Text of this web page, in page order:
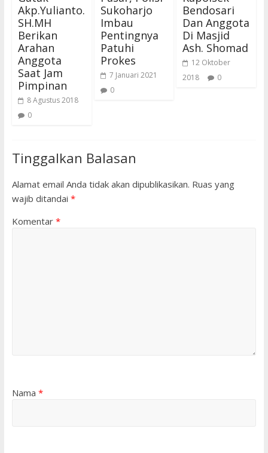
Akp.Yulianto.
SH.MH
Berikan
Arahan
Anggota
Saat Jam
Pimpinan
8 Agustus 2018
0
Sukoharjo
Imbau
Pentingnya
Patuhi
Prokes
7 Januari 2021
0
Bendosari
Dan Anggota
Di Masjid
Ash. Shomad
12 Oktober
2018
0
Tinggalkan Balasan
Alamat email Anda tidak akan dipublikasikan. Ruas yang
wajib ditandai *
Komentar *
Nama *